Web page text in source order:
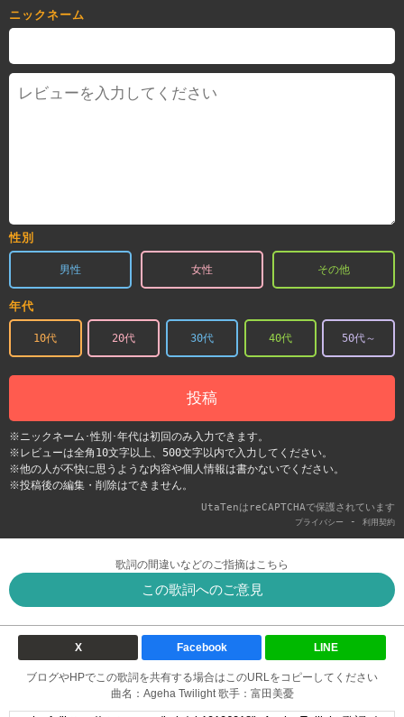
ニックネーム
性別
男性 女性 その他
年代
10代 20代 30代 40代 50代～
投稿
※ニックネーム･性別･年代は初回のみ入力できます。
※レビューは全角10文字以上、500文字以内で入力してください。
※他の人が不快に思うような内容や個人情報は書かないでください。
※投稿後の編集・削除はできません。
UtaTenはreCAPTCHAで保護されています
プライバシー - 利用契約
歌詞の間違いなどのご指摘はこちら
この歌詞へのご意見
X Facebook LINE
ブログやHPでこの歌詞を共有する場合はこのURLをコピーしてください
曲名：Ageha Twilight 歌手：富田美憂